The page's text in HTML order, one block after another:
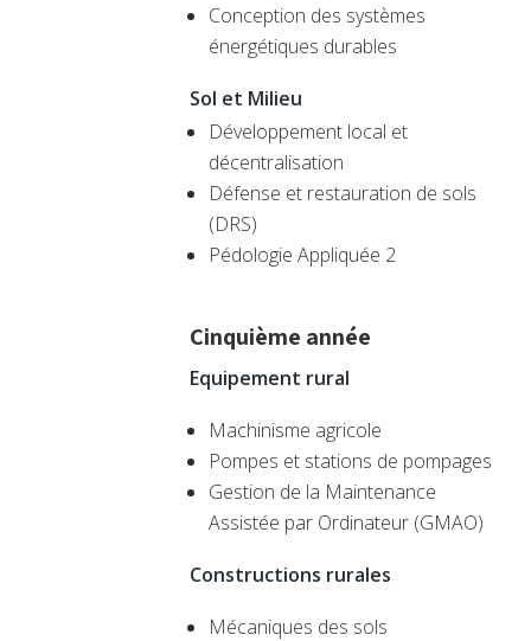
Conception des systèmes
énergétiques durables
Sol et Milieu
Développement local et
décentralisation
Défense et restauration de sols
(DRS)
Pédologie Appliquée 2
Cinquième année
Equipement rural
Machinisme agricole
Pompes et stations de pompages
Gestion de la Maintenance
Assistée par Ordinateur (GMAO)
Constructions rurales
Mécaniques des sols